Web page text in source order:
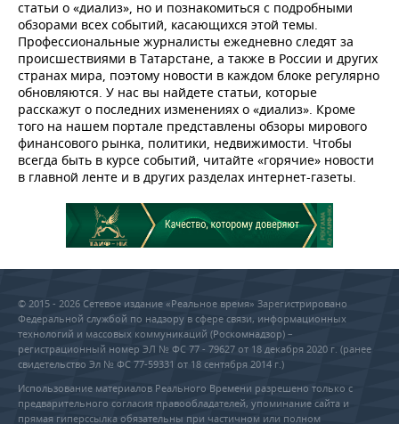
статьи о «диализ», но и познакомиться с подробными
обзорами всех событий, касающихся этой темы.
Профессиональные журналисты ежедневно следят за
происшествиями в Татарстане, а также в России и других
странах мира, поэтому новости в каждом блоке регулярно
обновляются. У нас вы найдете статьи, которые
расскажут о последних изменениях о «диализ». Кроме
того на нашем портале представлены обзоры мирового
финансового рынка, политики, недвижимости. Чтобы
всегда быть в курсе событий, читайте «горячие» новости
в главной ленте и в других разделах интернет-газеты.
© 2015 - 2026 Сетевое издание «Реальное время» Зарегистрировано
Федеральной службой по надзору в сфере связи, информационных
технологий и массовых коммуникаций (Роскомнадзор) –
регистрационный номер ЭЛ № ФС 77 - 79627 от 18 декабря 2020 г. (ранее
свидетельство Эл № ФС 77-59331 от 18 сентября 2014 г.)
Использование материалов Реального Времени разрешено только с
предварительного согласия правообладателей, упоминание сайта и
прямая гиперссылка обязательны при частичном или полном